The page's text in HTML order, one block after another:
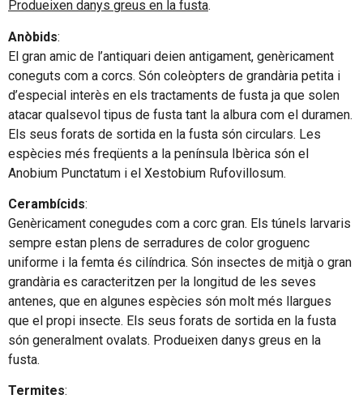
Produeixen danys greus en la fusta.
Anòbids:
El gran amic de l’antiquari deien antigament, genèricament
coneguts com a corcs. Són coleòpters de grandària petita i
d’especial interès en els tractaments de fusta ja que solen
atacar qualsevol tipus de fusta tant la albura com el duramen.
Els seus forats de sortida en la fusta són circulars. Les
espècies més freqüents a la península Ibèrica són el
Anobium Punctatum i el Xestobium Rufovillosum.
Cerambícids:
Genèricament conegudes com a corc gran. Els túnels larvaris
sempre estan plens de serradures de color groguenc
uniforme i la femta és cilíndrica. Són insectes de mitjà o gran
grandària es caracteritzen per la longitud de les seves
antenes, que en algunes espècies són molt més llargues
que el propi insecte. Els seus forats de sortida en la fusta
són generalment ovalats. Produeixen danys greus en la
fusta.
Termites: